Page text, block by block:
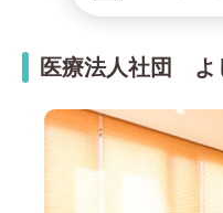
医療法人社団 よ